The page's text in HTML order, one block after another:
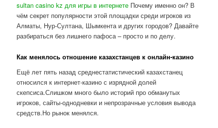
sultan casino kz для игры в интернете Почему именно он? В
чём секрет популярности этой площадки среди игроков из
Алматы, Нур-Султана, Шымкента и других городов? Давайте
разбираться без лишнего пафоса – просто и по делу.
Как менялось отношение казахстанцев к онлайн-казино
Ещё лет пять назад среднестатистический казахстанец
относился к интернет-казино с изрядной долей
скепсиса.Слишком много было историй про обманутых
игроков, сайты-однодневки и непрозрачные условия вывода
средств.Но рынок менялся.